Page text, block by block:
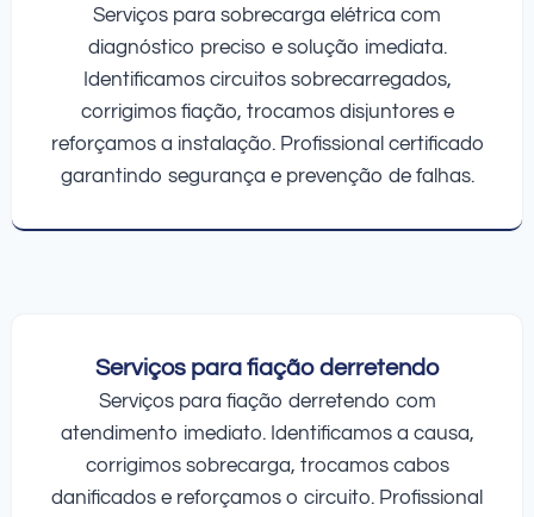
Serviços para sobrecarga elétrica com
diagnóstico preciso e solução imediata.
Identificamos circuitos sobrecarregados,
corrigimos fiação, trocamos disjuntores e
reforçamos a instalação. Profissional certificado
garantindo segurança e prevenção de falhas.
Serviços para fiação derretendo
Serviços para fiação derretendo com
atendimento imediato. Identificamos a causa,
corrigimos sobrecarga, trocamos cabos
danificados e reforçamos o circuito. Profissional